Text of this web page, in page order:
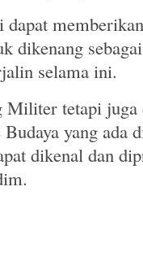
dikenang
selama ini.
Militer tetapi juga
yang ada
dikenal dan